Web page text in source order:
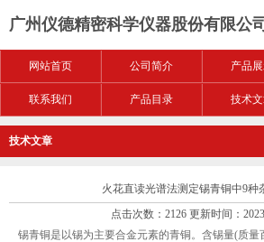
广州仪德精密科学仪器股份有限公司
网站首页 公司简介 产品
联系我们 产品目录 技术
技术文章
火花直读光谱法测定锡青铜中9种
点击次数：2126 更新时间：
锡青铜是以锡为主要合金元素的青铜。含锡量(质量